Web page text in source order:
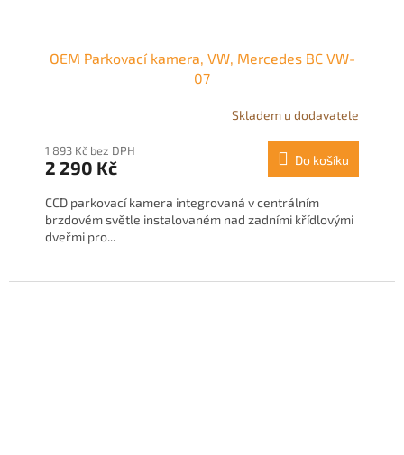
OEM Parkovací kamera, VW, Mercedes BC VW-
07
Skladem u dodavatele
1 893 Kč bez DPH
2 290 Kč Do košíku
CCD parkovací kamera integrovaná v centrálním
brzdovém světle instalovaném nad zadními křídlovými
dveřmi pro...